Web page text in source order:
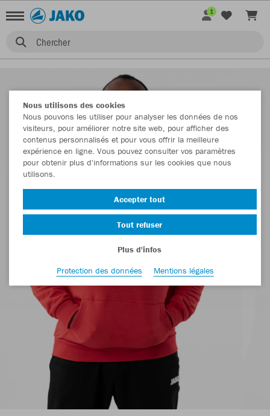
Chercher
1
Nous utilisons des cookies
Nous pouvons les utiliser pour analyser les données de nos
visiteurs, pour améliorer notre site web, pour afficher des
contenus personnalisés et pour vous offrir la meilleure
expérience en ligne. Vous pouvez consulter vos paramètres
pour obtenir plus d'informations sur les cookies que nous
utilisons.
Accepter tout
Tout refuser
Plus d'infos
Protection des données
Mentions légales